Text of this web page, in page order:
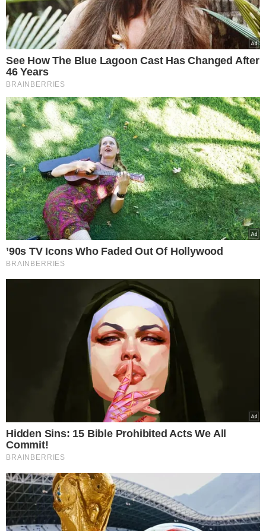
Divisão de Homicídios e Proteção à
Pessoa (DHPP)
TÓPICOS
ATACADA POR CACHORROS PARANÁ CURITIBA
VER COMENTÁRIOS
VEJA TAMBÉM
QUATRO VÍTIMAS COM
Homem é denunciado
por transmitir HIV
intencionalmente a
mulheres em Rondônia
VEJA MAIS NOTÍCIAS